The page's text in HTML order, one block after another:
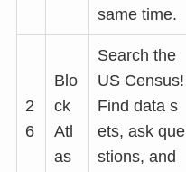
same time.
2
6
Blo
ck
Atl
as
Search the
US Census!
Find data s
ets, ask que
stions, and